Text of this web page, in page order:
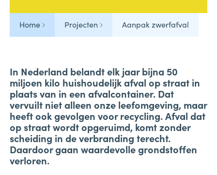
Home Projecten Aanpak zwerfafval
In Nederland belandt elk jaar bijna 50
miljoen kilo huishoudelijk afval op straat in
plaats van in een afvalcontainer. Dat
vervuilt niet alleen onze leefomgeving, maar
heeft ook gevolgen voor recycling. Afval dat
op straat wordt opgeruimd, komt zonder
scheiding in de verbranding terecht.
Daardoor gaan waardevolle grondstoffen
verloren.